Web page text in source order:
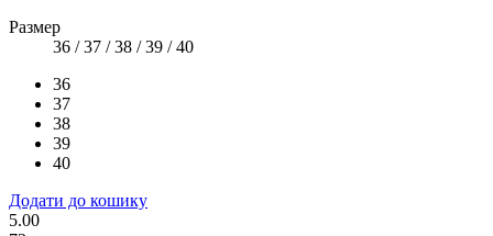
Размер
36 / 37 / 38 / 39 / 40
36
37
38
39
40
Додати до кошику
5.00